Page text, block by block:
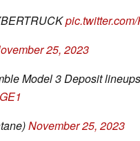
25, 2023
Model 3 Deposit
November 25, 2023